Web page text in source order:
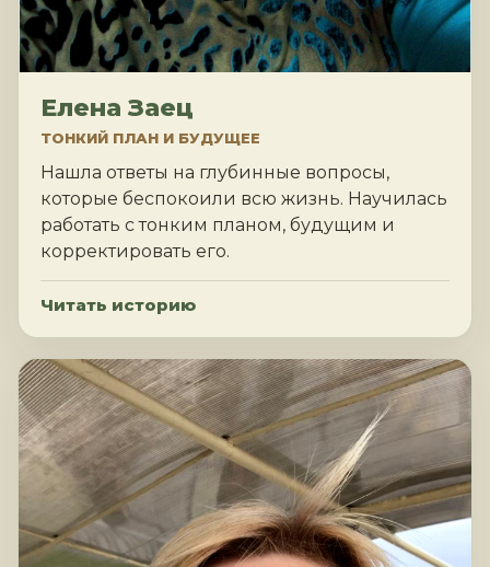
Елена Заец
ТОНКИЙ ПЛАН И БУДУЩЕЕ
Нашла ответы на глубинные вопросы,
которые беспокоили всю жизнь. Научилась
работать с тонким планом, будущим и
корректировать его.
Читать историю